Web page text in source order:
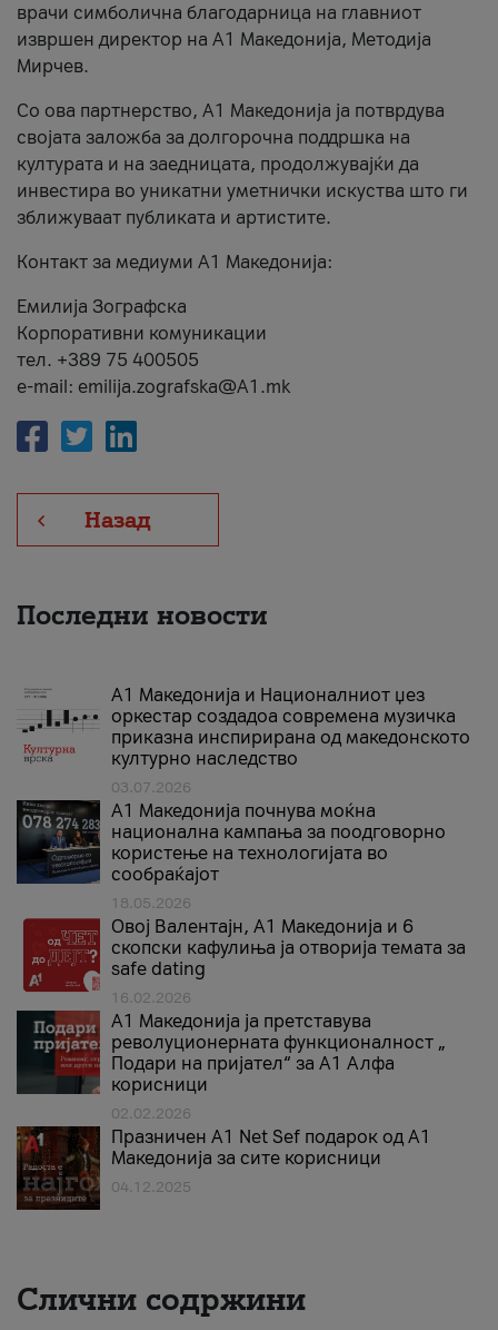
врачи симболична благодарница на главниот
извршен директор на A1 Македонија, Методија
Мирчев.
Со ова партнерство, A1 Македонија ја потврдува
својата заложба за долгорочна поддршка на
културата и на заедницата, продолжувајќи да
инвестира во уникатни уметнички искуства што ги
зближуваат публиката и артистите.
Контакт за медиуми А1 Македонија:
Емилија Зографска
Корпоративни комуникации
тел. +389 75 400505
e-mail: emilija.zografska@A1.mk
Назад
Последни новости
А1 Македонија и Националниот џез
оркестар создадоа современа музичка
приказна инспирирана од македонското
културно наследство
03.07.2026
A1 Македонија почнува моќна
национална кампања за поодговорно
користење на технологијата во
сообраќајот
18.05.2026
Овој Валентајн, A1 Македонија и 6
скопски кафулиња ја отворија темата за
safe dating
16.02.2026
А1 Македонија ја претставува
револуционерната функционалност „
Подари на пријател“ за А1 Алфа
корисници
02.02.2026
Празничен A1 Net Sеf подарок од А1
Македонија за сите корисници
04.12.2025
Слични содржини